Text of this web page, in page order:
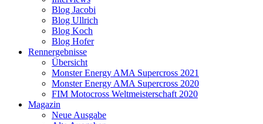
Blog Jacobi
Blog Ullrich
Blog Koch
Blog Hofer
Rennergebnisse
Übersicht
Monster Energy AMA Supercross 2021
Monster Energy AMA Supercross 2020
FIM Motocross Weltmeisterschaft 2020
Magazin
Neue Ausgabe